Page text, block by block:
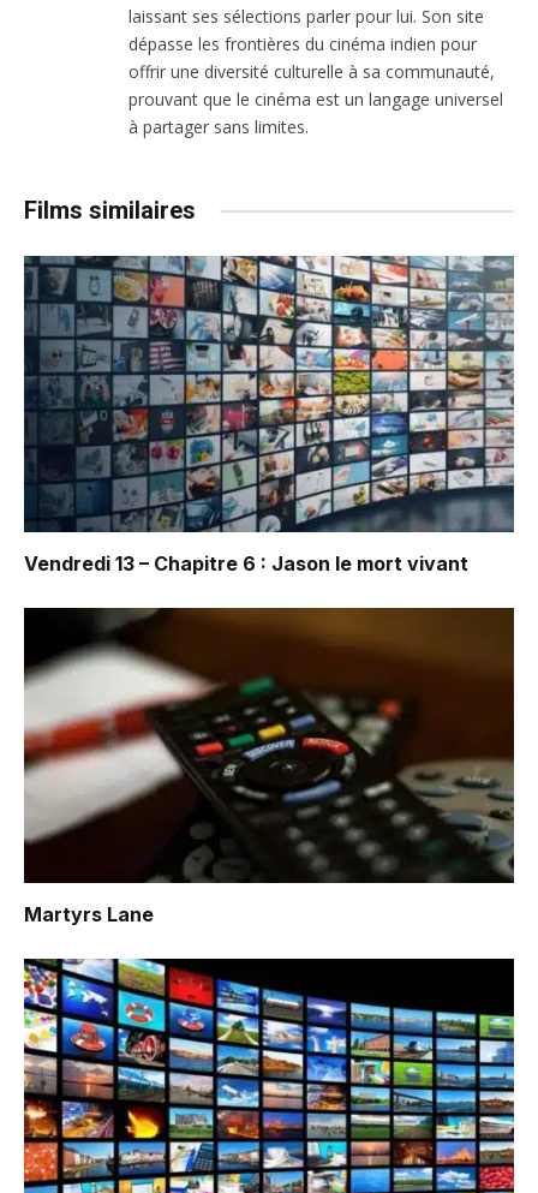
laissant ses sélections parler pour lui. Son site
dépasse les frontières du cinéma indien pour
offrir une diversité culturelle à sa communauté,
prouvant que le cinéma est un langage universel
à partager sans limites.
Films similaires
Vendredi 13 – Chapitre 6 : Jason le mort vivant
Martyrs Lane